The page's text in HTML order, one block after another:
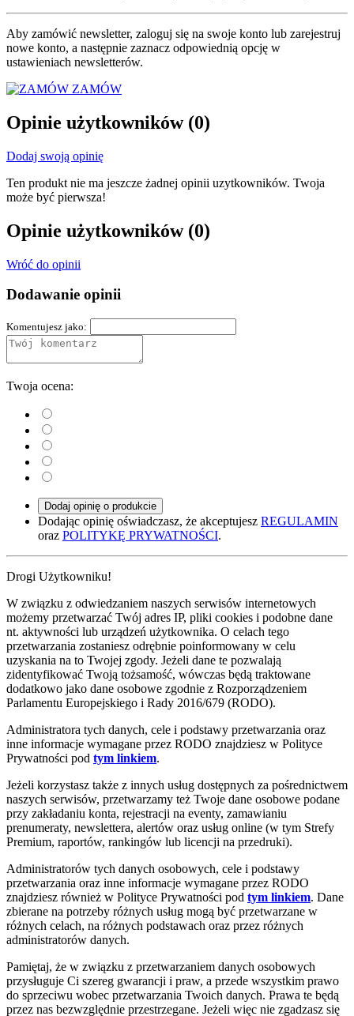
Aby zamówić newsletter, zaloguj się na swoje konto lub zarejestruj
nowe konto, a następnie zaznacz odpowiednią opcję w
ustawieniach newsletterów.
ZAMÓW
Opinie użytkowników (0)
Dodaj swoją opinię
Ten produkt nie ma jeszcze żadnej opinii uzytkowników. Twoja
może być pierwsza!
Opinie użytkowników (0)
Wróć do opinii
Dodawanie opinii
Komentujesz jako:
Twoja ocena:
Dodaj opinię o produkcie
Dodając opinię oświadczasz, że akceptujesz REGULAMIN
oraz POLITYKĘ PRYWATNOŚCI.
Drogi Użytkowniku!
W związku z odwiedzaniem naszych serwisów internetowych
możemy przetwarzać Twój adres IP, pliki cookies i podobne dane
nt. aktywności lub urządzeń użytkownika. O celach tego
przetwarzania zostaniesz odrębnie poinformowany w celu
uzyskania na to Twojej zgody. Jeżeli dane te pozwalają
zidentyfikować Twoją tożsamość, wówczas będą traktowane
dodatkowo jako dane osobowe zgodnie z Rozporządzeniem
Parlamentu Europejskiego i Rady 2016/679 (RODO).
Administratora tych danych, cele i podstawy przetwarzania oraz
inne informacje wymagane przez RODO znajdziesz w Polityce
Prywatności pod tym linkiem.
Jeżeli korzystasz także z innych usług dostępnych za pośrednictwem
naszych serwisów, przetwarzamy też Twoje dane osobowe podane
przy zakładaniu konta, rejestracji na eventy, zamawianiu
prenumeraty, newslettera, alertów oraz usług online (w tym Strefy
Premium, raportów, rankingów lub licencji na przedruki).
Administratorów tych danych osobowych, cele i podstawy
przetwarzania oraz inne informacje wymagane przez RODO
znajdziesz również w Polityce Prywatności pod tym linkiem. Dane
zbierane na potrzeby różnych usług mogą być przetwarzane w
różnych celach, na różnych podstawach oraz przez różnych
administratorów danych.
Pamiętaj, że w związku z przetwarzaniem danych osobowych
przysługuje Ci szereg gwarancji i praw, a przede wszystkim prawo
do sprzeciwu wobec przetwarzania Twoich danych. Prawa te będą
przez nas bezwzględnie przestrzegane. Jeżeli więc nie zgadzasz się